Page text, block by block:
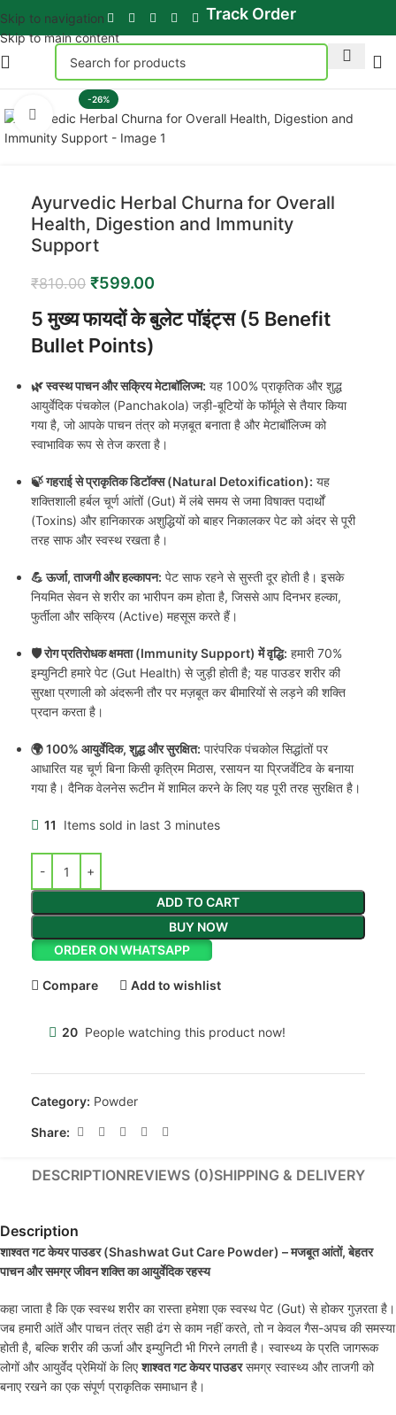
Skip to navigation
Skip to main content
Track Order
-26%
Click to enlarge
Ayurvedic Herbal Churna for Overall
Health, Digestion and Immunity
Support
₹810.00 ₹599.00
5 मुख्य फायदों के बुलेट पॉइंट्स (5 Benefit
Bullet Points)
🌿 स्वस्थ पाचन और सक्रिय मेटाबॉलिज्म: यह 100% प्राकृतिक और शुद्ध
आयुर्वेदिक पंचकोल (Panchakola) जड़ी-बूटियों के फॉर्मूले से तैयार किया
गया है, जो आपके पाचन तंत्र को मज़बूत बनाता है और मेटाबॉलिज्म को
स्वाभाविक रूप से तेज करता है।
🍃 गहराई से प्राकृतिक डिटॉक्स (Natural Detoxification): यह
शक्तिशाली हर्बल चूर्ण आंतों (Gut) में लंबे समय से जमा विषाक्त पदार्थों
(Toxins) और हानिकारक अशुद्धियों को बाहर निकालकर पेट को अंदर से पूरी
तरह साफ और स्वस्थ रखता है।
💪 ऊर्जा, ताजगी और हल्कापन: पेट साफ रहने से सुस्ती दूर होती है। इसके
नियमित सेवन से शरीर का भारीपन कम होता है, जिससे आप दिनभर हल्का,
फुर्तीला और सक्रिय (Active) महसूस करते हैं।
🛡️ रोग प्रतिरोधक क्षमता (Immunity Support) में वृद्धि: हमारी 70%
इम्युनिटी हमारे पेट (Gut Health) से जुड़ी होती है; यह पाउडर शरीर की
सुरक्षा प्रणाली को अंदरूनी तौर पर मज़बूत कर बीमारियों से लड़ने की शक्ति
प्रदान करता है।
🌍 100% आयुर्वेदिक, शुद्ध और सुरक्षित: पारंपरिक पंचकोल सिद्धांतों पर
आधारित यह चूर्ण बिना किसी कृत्रिम मिठास, रसायन या प्रिजर्वेटिव के बनाया
गया है। दैनिक वेलनेस रूटीन में शामिल करने के लिए यह पूरी तरह सुरक्षित है।
11 Items sold in last 3 minutes
ADD TO CART
BUY NOW
ORDER ON WHATSAPP
Compare Add to wishlist
20 People watching this product now!
Category: Powder
Share:
DESCRIPTIONREVIEWS (0)SHIPPING & DELIVERY
Description
शाश्वत गट केयर पाउडर (Shashwat Gut Care Powder) – मजबूत आंतों, बेहतर
पाचन और समग्र जीवन शक्ति का आयुर्वेदिक रहस्य
कहा जाता है कि एक स्वस्थ शरीर का रास्ता हमेशा एक स्वस्थ पेट (Gut) से होकर गुज़रता है।
जब हमारी आंतें और पाचन तंत्र सही ढंग से काम नहीं करते, तो न केवल गैस-अपच की समस्या
होती है, बल्कि शरीर की ऊर्जा और इम्युनिटी भी गिरने लगती है। स्वास्थ्य के प्रति जागरूक
लोगों और आयुर्वेद प्रेमियों के लिएशाश्वत गट केयर पाउडरसमग्र स्वास्थ्य और ताजगी को
बनाए रखने का एक संपूर्ण प्राकृतिक समाधान है।